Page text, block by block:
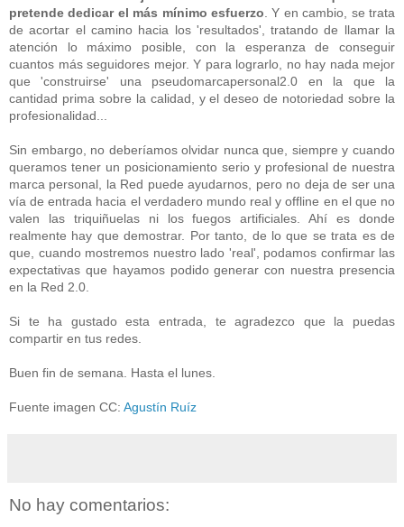
pretende dedicar el más mínimo esfuerzo . Y en cambio, se trata
de acortar el camino hacia los 'resultados', tratando de llamar la
atención lo máximo posible, con la esperanza de conseguir
cuantos más seguidores mejor. Y para lograrlo, no hay nada mejor
que 'construirse' una pseudomarcapersonal2.0 en la que la
cantidad prima sobre la calidad, y el deseo de notoriedad sobre la
profesionalidad...
Sin embargo, no deberíamos olvidar nunca que, siempre y cuando
queramos tener un posicionamiento serio y profesional de nuestra
marca personal, la Red puede ayudarnos, pero no deja de ser una
vía de entrada hacia el verdadero mundo real y offline en el que no
valen las triquiñuelas ni los fuegos artificiales. Ahí es donde
realmente hay que demostrar. Por tanto, de lo que se trata es de
que, cuando mostremos nuestro lado 'real', podamos confirmar las
expectativas que hayamos podido generar con nuestra presencia
en la Red 2.0.
Si te ha gustado esta entrada, te agradezco que la puedas
compartir en tus redes.
Buen fin de semana. Hasta el lunes.
Fuente imagen CC: Agustín Ruíz
No hay comentarios: